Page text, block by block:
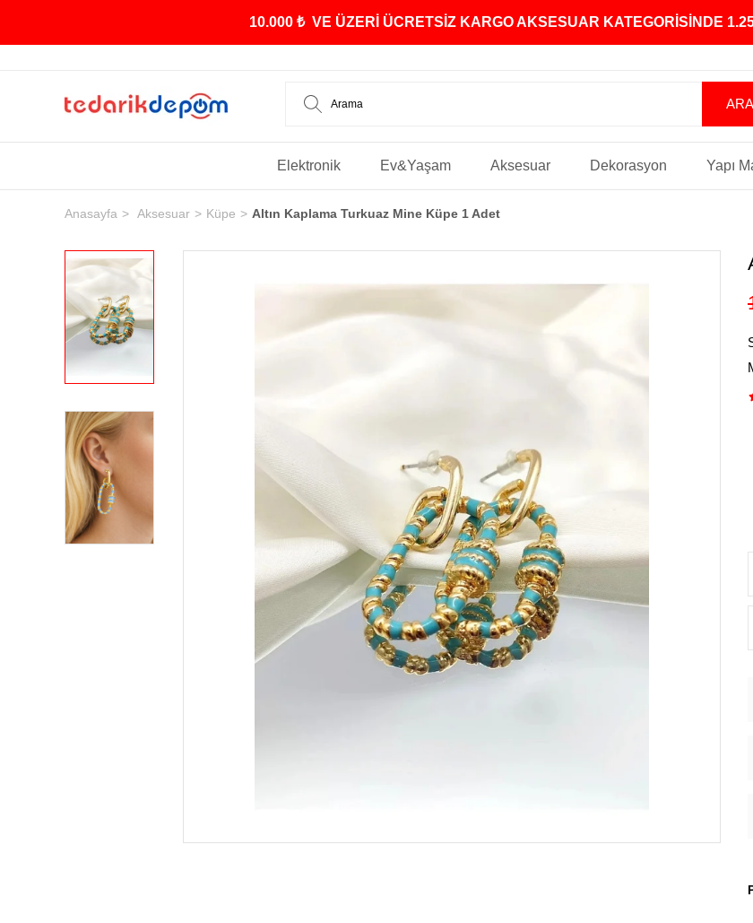
10.000 ₺ VE ÜZERİ ÜCRETSİZ KARGO AKSESUAR KATEGORİSİNDE
Elektronik Ev&Yaşam Aksesuar Dekorasyon Yapı
Anasayfa Aksesuar Küpe Altın Kaplama Turkuaz Mine Küpe 1 Adet